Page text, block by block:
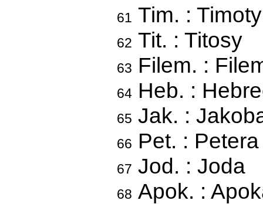
61 Tim. : Timoty
62 Tit. : Titosy
63 Filem. :
64Heb. :
65 Jak. :
66 Pet. : Petera
67 Jod. : Joda
68 Apok. :